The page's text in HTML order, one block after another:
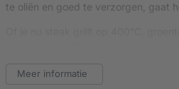
te oliën en goed te verzorgen, gaat
Belangrijkste kenmerken:
Meer informatie